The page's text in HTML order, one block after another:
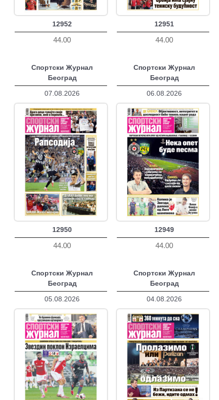
12952
44.00
12951
44.00
Спортски Журнал
Београд
07.08.2026
12950
44.00
Спортски Журнал
Београд
06.08.2026
12949
44.00
Спортски Журнал
Београд
05.08.2026
Спортски Журнал
Београд
04.08.2026